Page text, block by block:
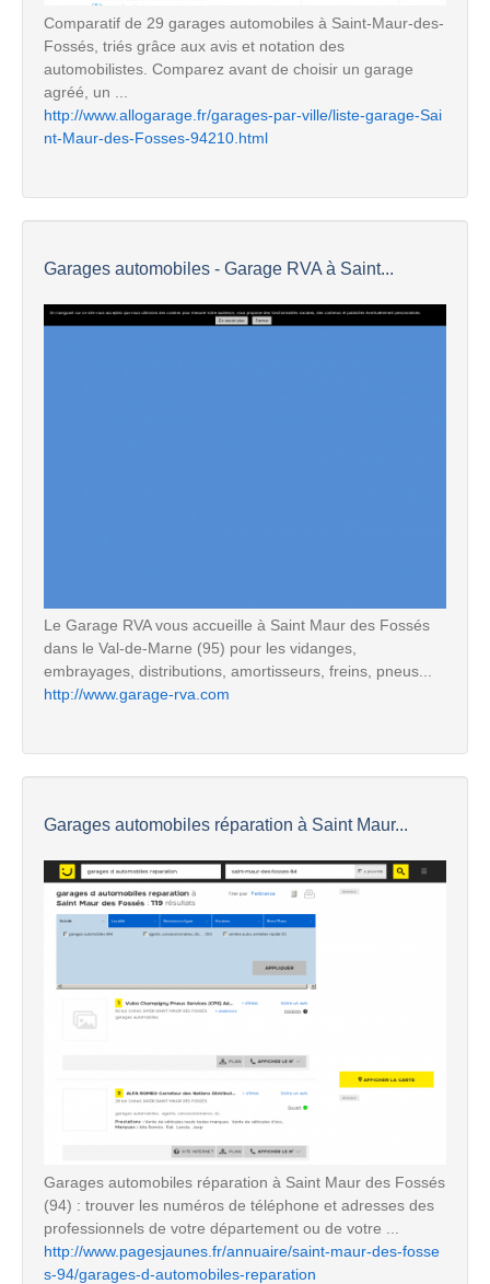
Comparatif de 29 garages automobiles à Saint-Maur-des-
Fossés, triés grâce aux avis et notation des
automobilistes. Comparez avant de choisir un garage
agréé, un ...
http://www.allogarage.fr/garages-par-ville/liste-garage-Sai
nt-Maur-des-Fosses-94210.html
Garages automobiles - Garage RVA à Saint...
Le Garage RVA vous accueille à Saint Maur des Fossés
dans le Val-de-Marne (95) pour les vidanges,
embrayages, distributions, amortisseurs, freins, pneus...
http://www.garage-rva.com
Garages automobiles réparation à Saint Maur...
Garages automobiles réparation à Saint Maur des Fossés
(94) : trouver les numéros de téléphone et adresses des
professionnels de votre département ou de votre ...
http://www.pagesjaunes.fr/annuaire/saint-maur-des-fosse
s-94/garages-d-automobiles-reparation